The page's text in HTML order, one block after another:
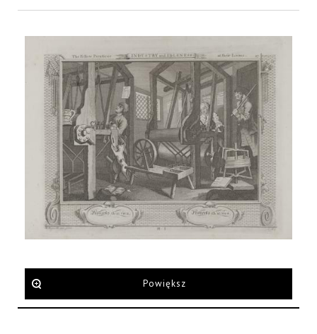
Powiększ